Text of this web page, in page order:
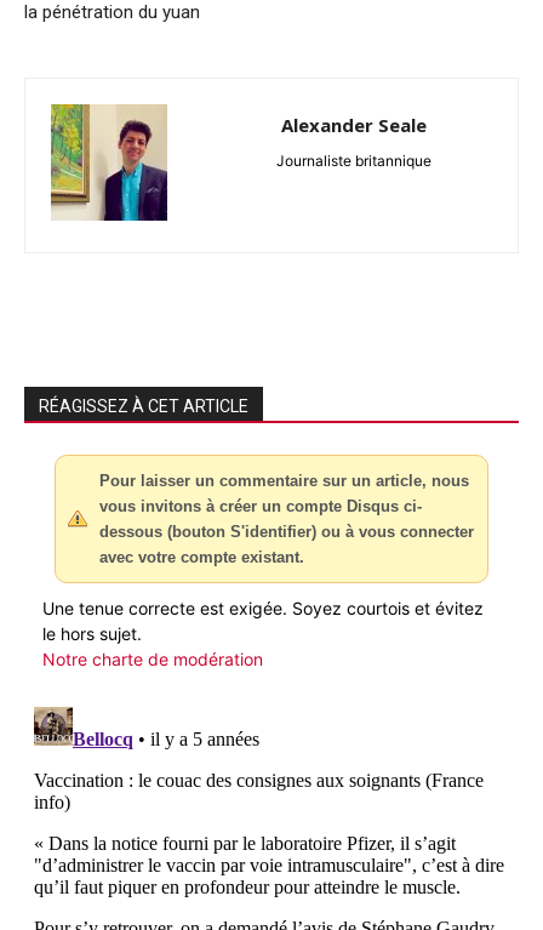
la pénétration du yuan
Alexander Seale
Journaliste britannique
RÉAGISSEZ À CET ARTICLE
Pour laisser un commentaire sur un article, nous
vous invitons à créer un compte Disqus ci-
dessous (bouton S'identifier) ou à vous connecter
avec votre compte existant.
Une tenue correcte est exigée. Soyez courtois et évitez
le hors sujet.
Notre charte de modération